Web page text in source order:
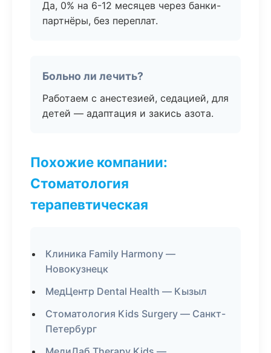
Да, 0% на 6-12 месяцев через банки-
партнёры, без переплат.
Больно ли лечить?
Работаем с анестезией, седацией, для
детей — адаптация и закись азота.
Похожие компании:
Стоматология
терапевтическая
Клиника Family Harmony —
Новокузнецк
МедЦентр Dental Health — Кызыл
Стоматология Kids Surgery — Санкт-
Петербург